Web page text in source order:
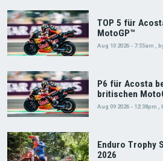
TOP 5 für
MotoGP™
Aug 10 2026 - 7:55am ,
P6 für Acosta
britischen
Aug 09 2026 - 12:38pm
Enduro Trophy
2026